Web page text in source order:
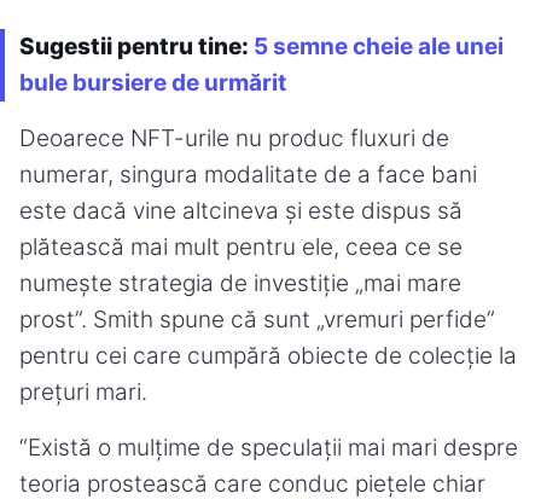
Sugestii pentru tine: 5 semne cheie ale unei
bule bursiere de urmărit
Deoarece NFT-urile nu produc fluxuri de
numerar, singura modalitate de a face bani
este dacă vine altcineva și este dispus să
plătească mai mult pentru ele, ceea ce se
numește strategia de investiție „mai mare
prost”. Smith spune că sunt „vremuri perfide”
pentru cei care cumpără obiecte de colecție la
prețuri mari.
“Există o mulțime de speculații mai mari despre
teoria prostească care conduc piețele chiar